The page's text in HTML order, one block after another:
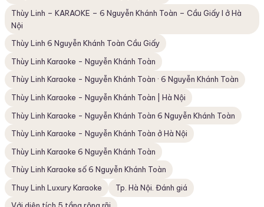
Thùy Linh – KARAOKE – 6 Nguyễn Khánh Toàn – Cầu Giấy I ở Hà
Nội
Thùy Linh 6 Nguyễn Khánh Toàn Cầu Giấy
Thùy Linh Karaoke - Nguyễn Khánh Toàn
Thùy Linh Karaoke - Nguyễn Khánh Toàn · 6 Nguyễn Khánh Toàn
Thùy Linh Karaoke - Nguyễn Khánh Toàn | Hà Nội
Thùy Linh Karaoke - Nguyễn Khánh Toàn 6 Nguyễn Khánh Toàn
Thùy Linh Karaoke - Nguyễn Khánh Toàn ở Hà Nội
Thùy Linh Karaoke 6 Nguyễn Khánh Toàn
Thùy Linh Karaoke số 6 Nguyễn Khánh Toàn
Thuy Linh Luxury Karaoke
Tp. Hà Nội. Đánh giá